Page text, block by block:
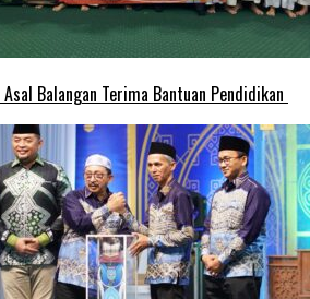
Balangan Terima Bantuan Pendidikan